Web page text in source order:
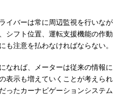
イバーは常に周辺監視を行いなが
シフト位置、運転支援機能の作動
も注意を払わなければならない。
なれば、メーターは従来の情報に
表示も増えていくことが考えられ
ったカーナビゲーションシステム